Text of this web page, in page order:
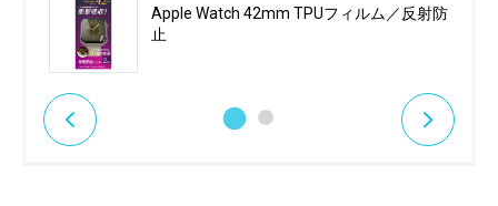
Apple Watch 42mm TPUフィルム／反射防
止